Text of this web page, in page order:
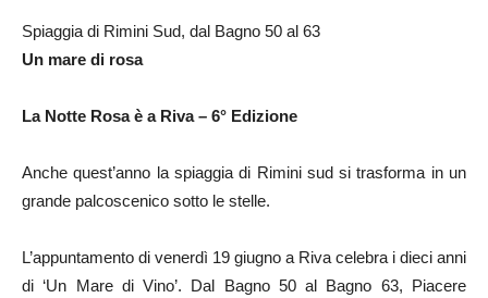
Spiaggia di Rimini Sud, dal Bagno 50 al 63
Un mare di rosa
La Notte Rosa è a Riva – 6° Edizione
Anche quest’anno la spiaggia di Rimini sud si trasforma in un
grande palcoscenico sotto le stelle.
L’appuntamento di venerdì 19 giugno a Riva celebra i dieci anni
di ‘Un Mare di Vino’. Dal Bagno 50 al Bagno 63, Piacere